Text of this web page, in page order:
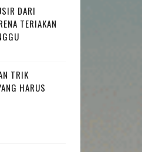
DARI
TERIAKAN
TRIK
HARUS